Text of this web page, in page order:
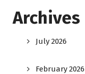
Archives
July 2026
February 2026